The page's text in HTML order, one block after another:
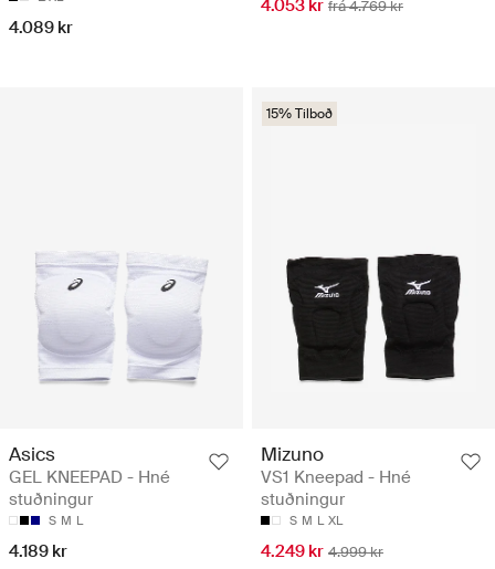
4.089 kr
4.053 kr frá 4.769 kr
Asics
GEL KNEEPAD - Hné
stuðningur
S M L
4.189 kr
15% Tilboð
Mizuno
VS1 Kneepad - Hné
stuðningur
S M L XL
4.249 kr 4.999 kr